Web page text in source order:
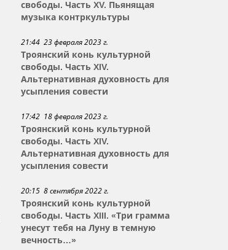
свободы. Часть XV. Пьянящая
музыка контркультуры
21:44 23 февраля 2023 г.
Троянский конь культурной
свободы. Часть XIV.
Альтернативная духовность для
усыпления совести
17:42 18 февраля 2023 г.
Троянский конь культурной
свободы. Часть XIV.
Альтернативная духовность для
усыпления совести
20:15 8 сентября 2022 г.
Троянский конь культурной
свободы. Часть XIII. «Три грамма
унесут тебя на Луну в темную
вечность…»